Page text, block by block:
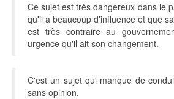
Ce sujet est très dangereux dans le
qu'il a beaucoup d'influence et que
est très contraire au
urgence qu'il ait son changement.
C'est un sujet qui manque de
sans opinion.